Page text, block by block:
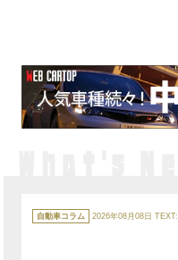
カ
テ
ゴ
自動車コラム 2026年08月08日 TEXT: